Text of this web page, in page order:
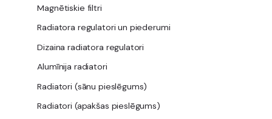
Magnētiskie filtri
Radiatora regulatori un piederumi
Dizaina radiatora regulatori
Alumīnija radiatori
Radiatori (sānu pieslēgums)
Radiatori (apakšas pieslēgums)